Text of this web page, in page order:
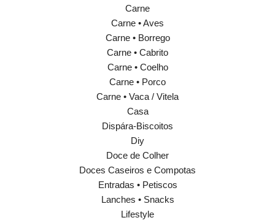
Carne
Carne • Aves
Carne • Borrego
Carne • Cabrito
Carne • Coelho
Carne • Porco
Carne • Vaca / Vitela
Casa
Dispára-Biscoitos
Diy
Doce de Colher
Doces Caseiros e Compotas
Entradas • Petiscos
Lanches • Snacks
Lifestyle